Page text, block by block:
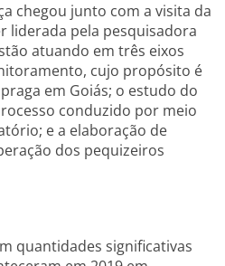
chegou junto com a visita da
liderada pela pesquisadora
atuando em três eixos
cujo propósito é
em Goiás; o estudo do
conduzido por meio
e a elaboração de
dos pequizeiros
quantidades significativas